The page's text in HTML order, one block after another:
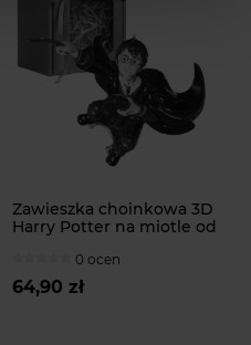
Zawieszka choinkowa 3D
Harry Potter na miotle od
0 ocen
64,90 zł